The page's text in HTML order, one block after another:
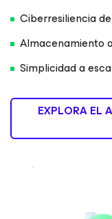
Ciberresiliencia
Almacenamiento
Simplicidad a
EXPLORA EL